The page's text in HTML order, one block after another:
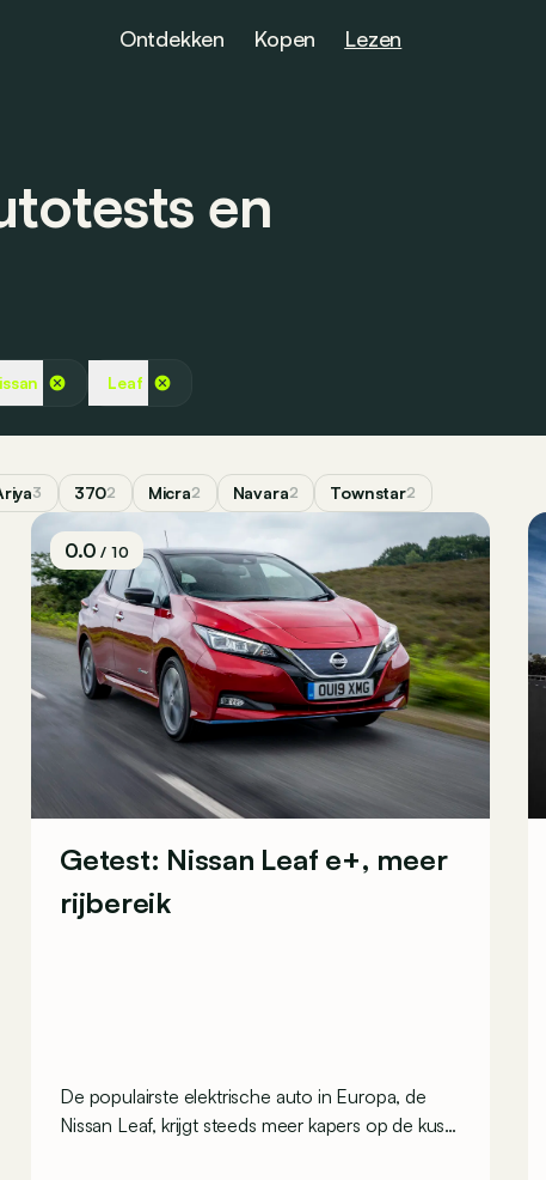
Ontdekken Kopen Lezen
en
Leaf
3 3702 Micra2 Navara2 Townstar2
0.0/ 10
Getest: Nissan Leaf e+, meer
rijbereik
De populairste elektrische auto in Europa, de
Nissan Leaf, krijgt steeds meer kapers op de kust.